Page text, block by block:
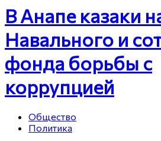
В Анапе казаки
Навального и
фонда борьбы с
коррупцией
Общество
Политика